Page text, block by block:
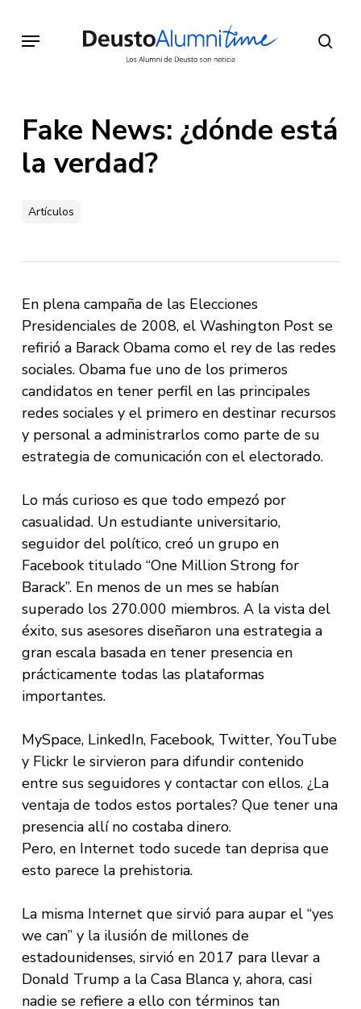
main
Menu
Fake News: ¿dónde está
la verdad?
Artículos
En plena campaña de las Elecciones
Presidenciales de 2008, el Washington Post se
refirió a Barack Obama como el rey de las redes
sociales. Obama fue uno de los primeros
candidatos en tener perfil en las principales
redes sociales y el primero en destinar recursos
y personal a administrarlos como parte de su
estrategia de comunicación con el electorado.
Lo más curioso es que todo empezó por
casualidad. Un estudiante universitario,
seguidor del político, creó un grupo en
Facebook titulado “One Million Strong for
Barack”. En menos de un mes se habían
superado los 270.000 miembros. A la vista del
éxito, sus asesores diseñaron una estrategia a
gran escala basada en tener presencia en
prácticamente todas las plataformas
importantes.
MySpace, LinkedIn, Facebook, Twitter, YouTube
y Flickr le sirvieron para difundir contenido
entre sus seguidores y contactar con ellos. ¿La
ventaja de todos estos portales? Que tener una
presencia allí no costaba dinero.
Pero, en Internet todo sucede tan deprisa que
esto parece la prehistoria.
La misma Internet que sirvió para aupar el “yes
we can” y la ilusión de millones de
estadounidenses, sirvió en 2017 para llevar a
Donald Trump a la Casa Blanca y, ahora, casi
nadie se refiere a ello con términos tan